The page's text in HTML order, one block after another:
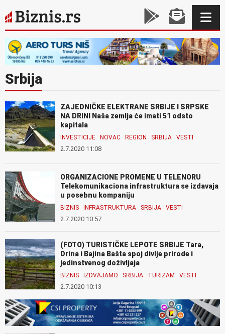
Srbija
ZAJEDNIČKE ELEKTRANE SRBIJE I SRPSKE
NA DRINI Naša zemlja će imati 51 odsto
kapitala
INVESTICIJE NOVAC REGION SRBIJA VESTI
2.7.2020 11:08
ORGANIZACIONE PROMENE U TELENORU
Telekomunikaciona infrastruktura se izdavaja
u posebnu kompaniju
BIZNIS INFRASTRUKTURA SRBIJA VESTI
2.7.2020 10:57
(FOTO) TURISTIČKE LEPOTE SRBIJE Tara,
Drina i Bajina Bašta spoj divlje prirode i
jedinstvenog doživljaja
BIZNIS IZDVAJAMO SRBIJA TURIZAM VESTI
2.7.2020 10:13